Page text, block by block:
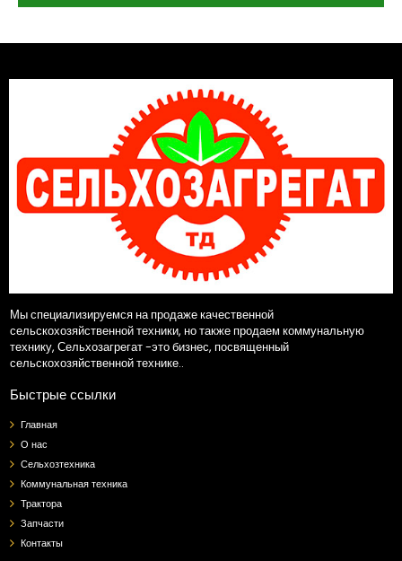
Мы специализируемся на продаже качественной
сельскохозяйственной техники, но также продаем коммунальную
технику, Сельхозагрегат -это бизнес, посвященный
сельскохозяйственной технике..
Быстрые ссылки
Главная
О нас
Сельхозтехника
Коммунальная техника
Трактора
Запчасти
Контакты